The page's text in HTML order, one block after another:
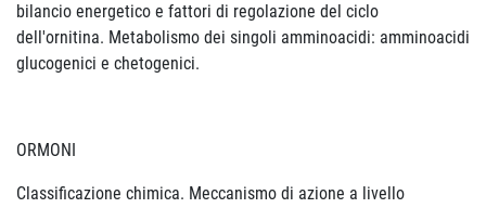
bilancio energetico e fattori di regolazione del ciclo
dell'ornitina. Metabolismo dei singoli amminoacidi: amminoacidi
glucogenici e chetogenici.
ORMONI
Classificazione chimica. Meccanismo di azione a livello